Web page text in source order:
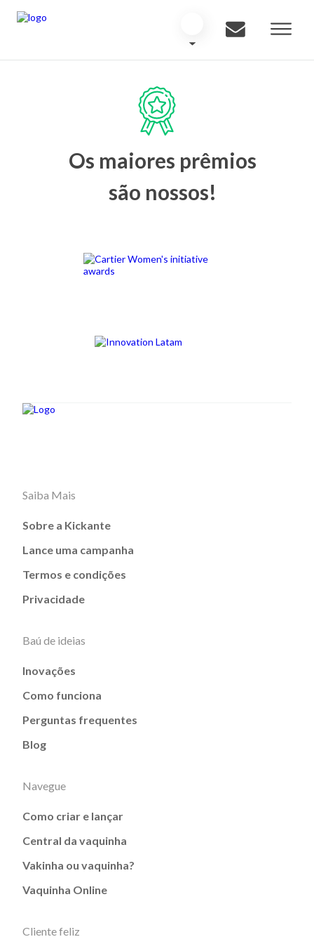
Os maiores prêmios
são nossos!
Saiba Mais
Sobre a Kickante
Lance uma campanha
Termos e condições
Privacidade
Baú de ideias
Inovações
Como funciona
Perguntas frequentes
Blog
Navegue
Como criar e lançar
Central da vaquinha
Vakinha ou vaquinha?
Vaquinha Online
Cliente feliz